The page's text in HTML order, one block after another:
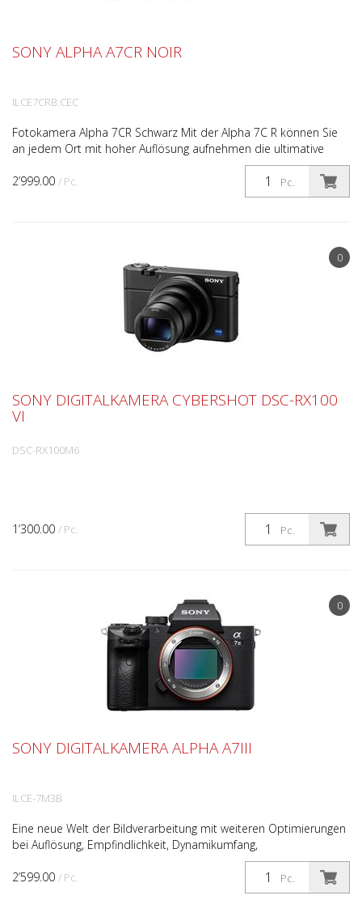
2’999.00 / Pc. Pc.
SONY ALPHA A7CR NOIR
ILCE7CRB.CEC
Fotokamera Alpha 7CR Schwarz Mit der Alpha 7C R können Sie
an jedem Ort mit hoher Auflösung aufnehmen die ultimative
Kompaktkamera liefert ganz mühelos beeindruckende Det...
0
1’300.00 / Pc. Pc.
SONY DIGITALKAMERA CYBERSHOT DSC-RX100
VI
DSC-RX100M6
0
2’599.00 / Pc. Pc.
SONY DIGITALKAMERA ALPHA A7III
ILCE-7M3B
Eine neue Welt der Bildverarbeitung mit weiteren Optimierungen
bei Auflösung, Empfindlichkeit, Dynamikumfang,
Verarbeitungsgeschwindigkeit und Aufnahmereaktion. Die α7R I...